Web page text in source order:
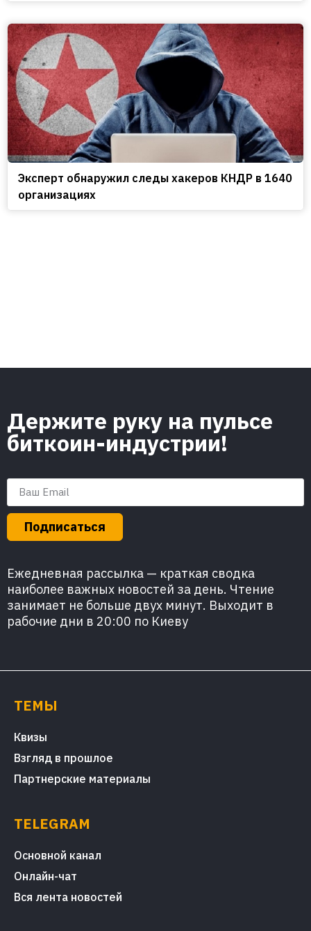
Эксперт обнаружил следы хакеров КНДР в 1640
организациях
Держите руку на пульсе
биткоин-индустрии!
Подписаться
Ежедневная рассылка — краткая сводка
наиболее важных новостей за день. Чтение
занимает не больше двух минут. Выходит в
рабочие дни в 20:00 по Киеву
ТЕМЫ
Квизы
Взгляд в прошлое
Партнерские материалы
TELEGRAM
Основной канал
Онлайн-чат
Вся лента новостей